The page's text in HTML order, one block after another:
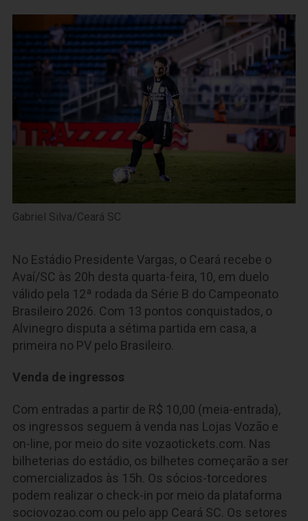
Gabriel Silva/Ceará SC
No Estádio Presidente Vargas, o Ceará recebe o
Avaí/SC às 20h desta quarta-feira, 10, em duelo
válido pela 12ª rodada da Série B do Campeonato
Brasileiro 2026. Com 13 pontos conquistados, o
Alvinegro disputa a sétima partida em casa, a
primeira no PV pelo Brasileiro.
Venda de ingressos
Com entradas a partir de R$ 10,00 (meia-entrada),
os ingressos seguem à venda nas Lojas Vozão e
on-line, por meio do site vozaotickets.com. Nas
bilheterias do estádio, os bilhetes começarão a ser
comercializados às 15h. Os sócios-torcedores
podem realizar o check-in por meio da plataforma
sociovozao.com ou pelo app Ceará SC. Os setores